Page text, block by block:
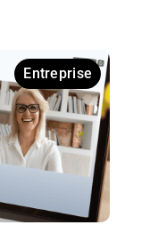
Entreprise